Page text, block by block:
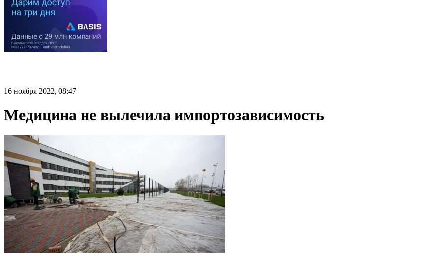
16 ноября 2022, 08:47
Медицина не вылечила импортозависимость